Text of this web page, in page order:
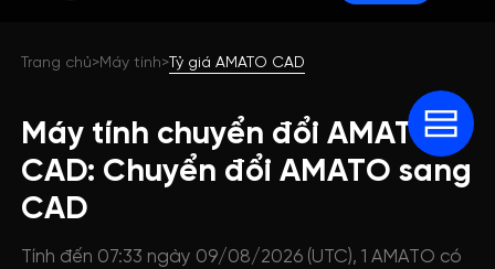
Trang chủ>Máy tính>Tỷ giá AMATO CAD
Máy tính chuyển đổi AMATO
CAD: Chuyển đổi AMATO sang
CAD
Tính đến 07:33 ngày 09/08/2026 (UTC), 1 AMATO có